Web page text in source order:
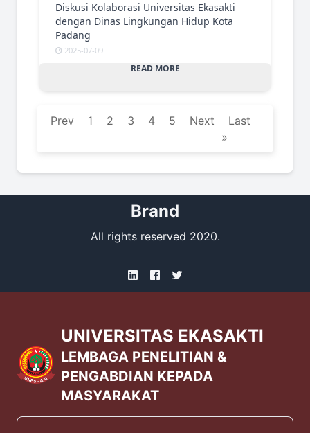
Diskusi Kolaborasi Universitas Ekasakti
dengan Dinas Lingkungan Hidup Kota
Padang
2025-07-09
READ MORE
Prev 1 2 3 4 5 Next
Last
»
Brand
All rights reserved 2020.
UNIVERSITAS EKASAKTI
LEMBAGA PENELITIAN &
PENGABDIAN KEPADA
MASYARAKAT